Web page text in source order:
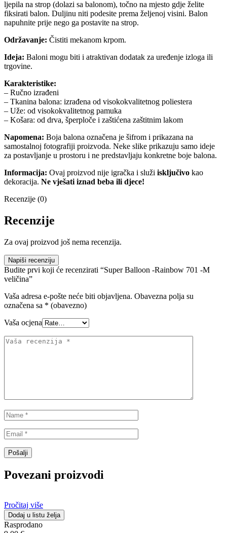
ljepila na strop (dolazi sa balonom), točno na mjesto gdje želite
fiksirati balon. Duljinu niti podesite prema željenoj visini. Balon
napuhnite prije nego ga postavite na strop.
Održavanje: Čistiti mekanom krpom.
Ideja: Baloni mogu biti i atraktivan dodatak za uređenje izloga ili
trgovine.
Karakteristike:
– Ručno izrađeni
– Tkanina balona: izrađena od visokokvalitetnog poliestera
– Uže: od visokokvalitetnog pamuka
– Košara: od drva, šperploče i zaštićena zaštitnim lakom
Napomena: Boja balona označena je šifrom i prikazana na
samostalnoj fotografiji proizvoda. Neke slike prikazuju samo ideje
za postavljanje u prostoru i ne predstavljaju konkretne boje balona.
Informacija: Ovaj proizvod nije igračka i služi isključivo kao
dekoracija. Ne vješati iznad beba ili djece!
Recenzije (0)
Recenzije
Za ovaj proizvod još nema recenzija.
Napiši recenziju
Budite prvi koji će recenzirati “Super Balloon -Rainbow 701 -M
veličina”
Vaša adresa e-pošte neće biti objavljena. Obavezna polja su
označena sa * (obavezno)
Vaša ocjena
Povezani proizvodi
Pročitaj više
Dodaj u listu želja
Rasprodano